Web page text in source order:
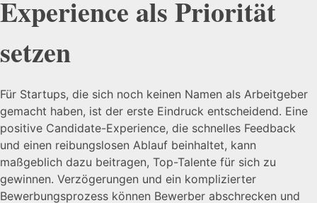
Experience als Priorität
setzen
Für Startups, die sich noch keinen Namen als Arbeitgeber
gemacht haben, ist der erste Eindruck entscheidend. Eine
positive Candidate-Experience, die schnelles Feedback
und einen reibungslosen Ablauf beinhaltet, kann
maßgeblich dazu beitragen, Top-Talente für sich zu
gewinnen. Verzögerungen und ein komplizierter
Bewerbungsprozess können Bewerber abschrecken und